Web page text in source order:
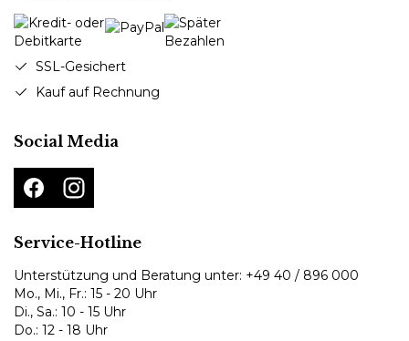
SSL-Gesichert
Kauf auf Rechnung
Social Media
Service-Hotline
Unterstützung und Beratung unter: +49 40 / 896 000
Mo., Mi., Fr.: 15 - 20 Uhr
Di., Sa.: 10 - 15 Uhr
Do.: 12 - 18 Uhr